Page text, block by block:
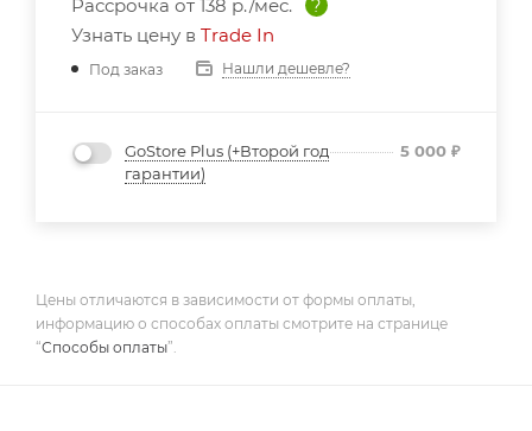
Рассрочка от 138 р./мес.
?
Узнать цену в Trade In
Под заказ Нашли дешевле?
GoStore Plus (+Второй год
гарантии)
5 000 ₽
Цены отличаются в зависимости от формы оплаты,
информацию о способах оплаты смотрите на странице
“Способы оплаты”.